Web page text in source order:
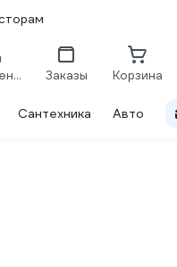
Сравнение Заказы Корзина
Сантехника Авто